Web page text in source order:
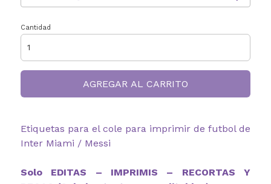
Cantidad
AGREGAR AL CARRITO
Etiquetas para el cole para imprimir de futbol de
Inter Miami / Messi
Solo EDITAS – IMPRIMIS – RECORTAS Y